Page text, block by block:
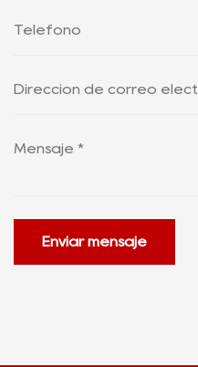
Enviar mensaje